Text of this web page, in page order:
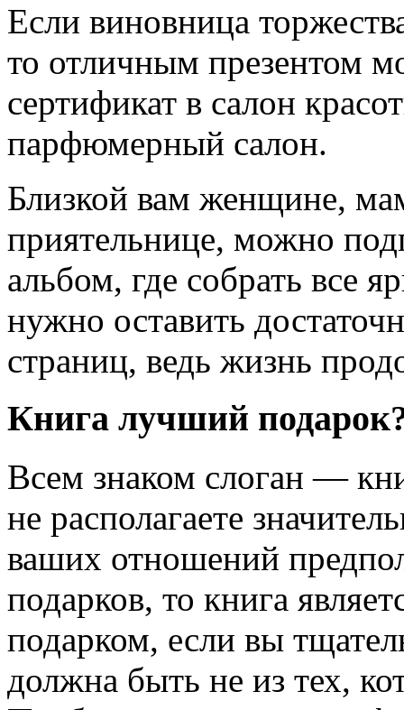
Если виновница
то отличным презентом
сертификат в салон
парфюмерный салон.
Близкой вам женщине,
приятельнице, можно
альбом, где собрать все
нужно оставить
страниц, ведь жизнь
Книга лучший
Всем знаком слоган —
не располагаете
ваших отношений
подарков, то книга
подарком, если вы
должна быть не из тех,